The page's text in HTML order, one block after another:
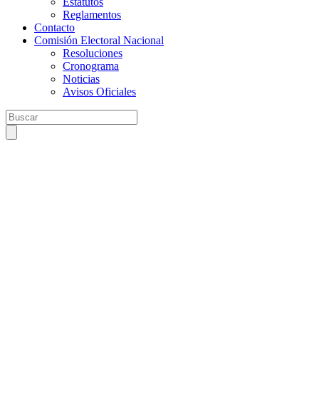
Reglamentos
Contacto
Comisión Electoral Nacional
Resoluciones
Cronograma
Noticias
Avisos Oficiales